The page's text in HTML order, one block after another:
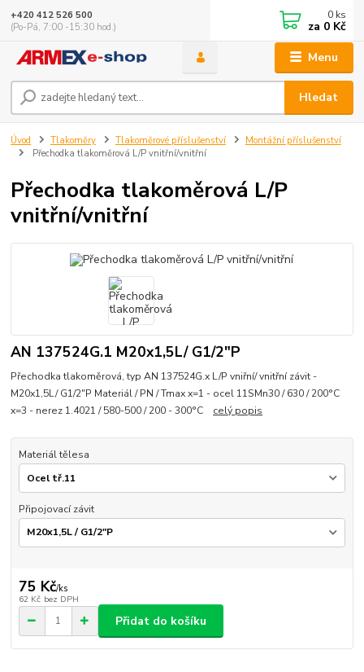
Menu
Hledat
+420 412 526 500
(Po-Pá, 7:00 -15:30 hod.)
0 ks
za 0 Kč
Úvod Tlakoměry Tlakoměrové příslušenství
Montážní příslušenství
Přechodka tlakoměrová L/P vnitřní/vnitřní
Přechodka tlakoměrová L/P
vnitřní/vnitřní
AN 137524G.1 M20x1,5L/ G1/2"P
Přechodka tlakoměrová, typ AN 137524G.x L/P vniřní/ vnitřní závit -
M20x1,5L/ G1/2"P Materiál / PN / Tmax x=1 - ocel 11SMn30 / 630 / 200°C
x=3 - nerez 1.4021 / 580-500 / 200 - 300°C celý popis
Materiál tělesa
Připojovací závit
75 Kč/ks
62 Kč bez DPH
Přidat do košíku